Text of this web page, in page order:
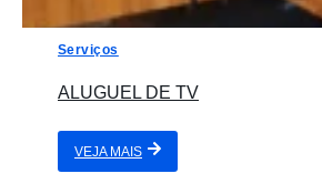
Serviços
ALUGUEL DE TV
VEJA MAIS